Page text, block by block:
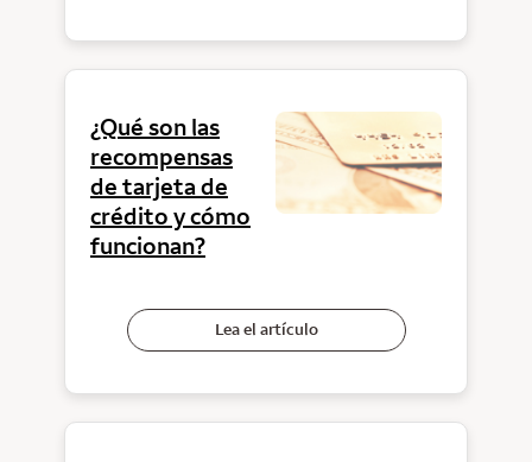
¿Qué son las
recompensas
de tarjeta de
crédito y cómo
funcionan?
Lea el artículo